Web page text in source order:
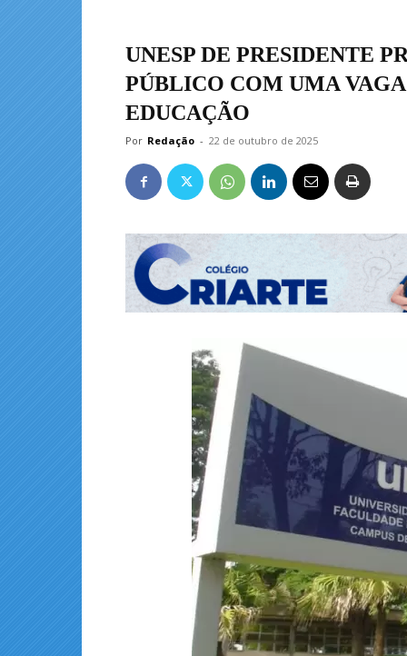
UNESP DE PRESIDENTE
PÚBLICO COM UMA
EDUCAÇÃO
Por Redação - 22 de outubro de 2025